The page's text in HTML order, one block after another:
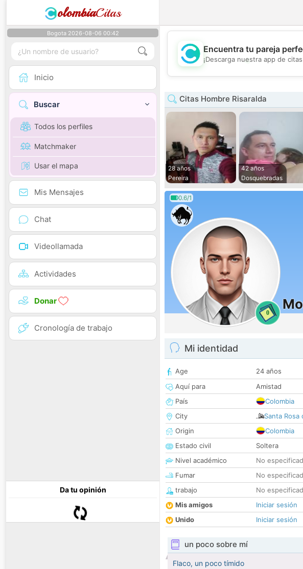
olombiaCitas
Bogota 2026-08-06 00:42
Inicio
Buscar
Todos los perfiles
Matchmaker
Usar el mapa
Mis Mensajes
Chat
Videollamada
Actividades
Donar
Cronología de trabajo
Da tu opinión
Encuentra tu pareja
¡Descarga nuestra app de
Citas Hombre Risaralda
28 años
Pereira
42 años
Dosquebradas
0.6/1
0
Mi identidad
Age
24 años
Aquí para
Amistad
País
Colombia
City
Santa Rosa
Origin
Colombia
Estado civil
Soltera
Nivel académico
No
Fumar
No
trabajo
No
Mis amigos
Iniciar sesión
Unido
Iniciar sesión
un poco sobre mí
Flaco, un poco tímido